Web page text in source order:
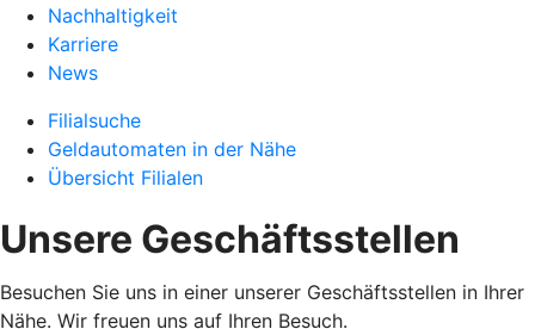
Nachhaltigkeit
Karriere
News
Filialsuche
Geldautomaten in der Nähe
Übersicht Filialen
Unsere Geschäftsstellen
Besuchen Sie uns in einer unserer Geschäftsstellen in Ihrer
Nähe. Wir freuen uns auf Ihren Besuch.